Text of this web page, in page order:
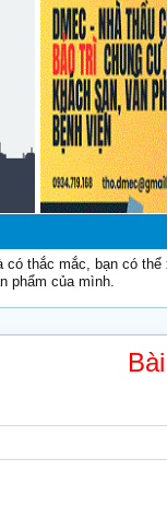
có thắc mắc, bạn có
phẩm của mình.